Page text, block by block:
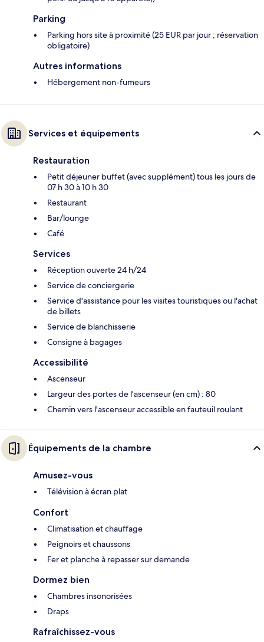
Parking
Parking hors site à proximité (25 EUR par jour ; réservation
obligatoire)
Autres informations
Hébergement non-fumeurs
Services et équipements
Restauration
Petit déjeuner buffet (avec supplément) tous les jours de
07 h 30 à 10 h 30
Restaurant
Bar/lounge
Café
Services
Réception ouverte 24 h/24
Service de conciergerie
Service d'assistance pour les visites touristiques ou l'achat
de billets
Service de blanchisserie
Consigne à bagages
Accessibilité
Ascenseur
Largeur des portes de l’ascenseur (en cm) : 80
Chemin vers l'ascenseur accessible en fauteuil roulant
Équipements de la chambre
Amusez-vous
Télévision à écran plat
Confort
Climatisation et chauffage
Peignoirs et chaussons
Fer et planche à repasser sur demande
Dormez bien
Chambres insonorisées
Draps
Rafraîchissez-vous